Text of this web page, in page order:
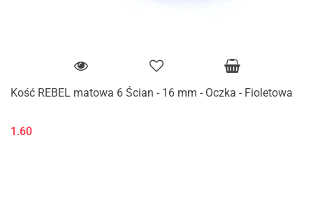
Kość REBEL matowa 6 Ścian - 16 mm - Oczka - Fioletowa
1.60